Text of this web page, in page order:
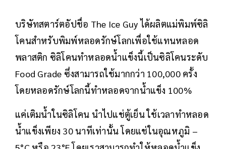
บริษัทสตาร์ตอัปชื่อ The Ice Guy ได้ผลิตแม่พิมพ์ซิลิ
โคนสำหรับพิมพ์หลอดรักษ์โลกเพื่อใช้แทนหลอด
พลาสติก ซิลิโคนทำหลอดน้ำแข็งนี้เป็นซิลิโคนระดับ
Food Grade ซึ่งสามารถใช้มากกว่า 100,000 ครั้ง
โดยหลอดรักษ์โลกนี้ทำหลอดจากน้ำแข็ง 100%
แค่เติมน้ำในซิลิโคน นำไปแช่ตู้เย็น ใช้เวลาทำหลอด
น้ำแข็งเพียง 30 นาทีเท่านั้น โดยแช่ในอุณหภูมิ –